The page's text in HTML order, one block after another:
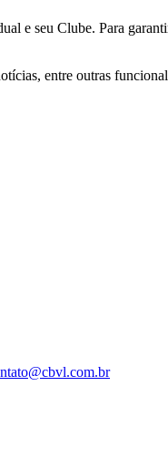
e seu Clube. Para
entre outras